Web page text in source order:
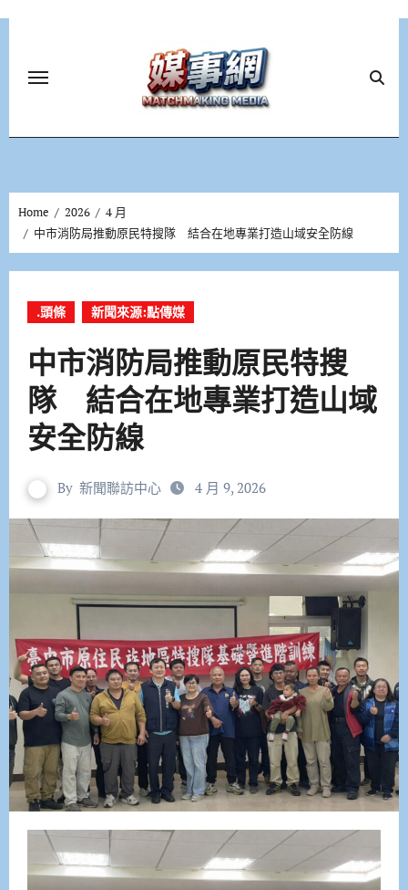
Home 2026
4 月
中市消防局推動原民特搜隊 結合在地專業打造山域安全防線
.頭條 新聞來源:點傳媒
中市消防局推動原民特搜
隊 結合在地專業打造山域
安全防線
By 新聞聯訪中心 4 月 9, 2026